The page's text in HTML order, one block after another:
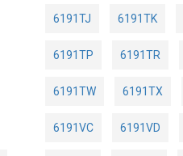
6191TJ 6191TK
6191TP 6191TR
6191TW 6191TX
6191VC 6191VD